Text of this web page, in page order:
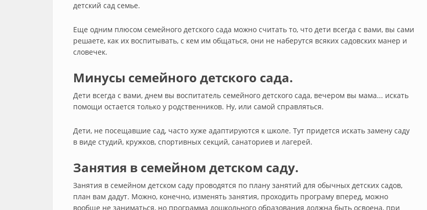
детский сад семье.
Еще одним плюсом семейного детского сада можно считать то, что дети всегда с вами, вы сами
решаете, как их воспитывать, с кем им общаться, они не наберутся всяких садовских манер и
словечек.
Минусы семейного детского сада.
Дети всегда с вами, днем вы воспитатель семейного детского сада, вечером вы мама... искать
помощи остается только у родственников. Ну, или самой справляться.
Дети, не посещавшие сад, часто хуже адаптируются к школе. Тут придется искать замену саду
в виде студий, кружков, спортивных секций, санаториев и лагерей.
Занятия в семейном детском саду.
Занятия в семейном детском саду проводятся по плану занятий для обычных детских садов,
план вам дадут. Можно, конечно, изменять занятия, проходить програму вперед, можно
вообще не заниматься, но программа дошкольного образования должна быть освоена, при